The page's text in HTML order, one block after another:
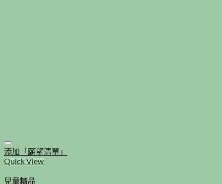
添加「願望清單」
Quick View
兒童精品